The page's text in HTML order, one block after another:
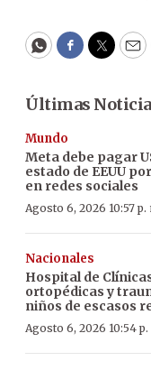
WhatsApp
Facebook
Últimas
Mundo
Meta debe pagar
estado de EEUU
en redes sociales
Agosto 6, 2026 10:57 p.
Nacionales
Hospital de
ortopédicas y
niños de escasos
Agosto 6, 2026 10:54 p.